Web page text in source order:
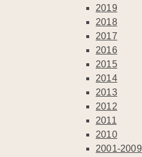
2019
2018
2017
2016
2015
2014
2013
2012
2011
2010
2001-2009